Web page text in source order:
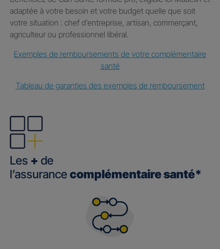
adaptée à votre besoin et votre budget quelle que soit
votre situation : chef d’entreprise, artisan, commerçant,
agriculteur ou professionnel libéral.
Exemples de remboursements de votre complémentaire
santé
Tableau de garanties des exemples de remboursement
Les + de
l’assurance complémentaire santé*